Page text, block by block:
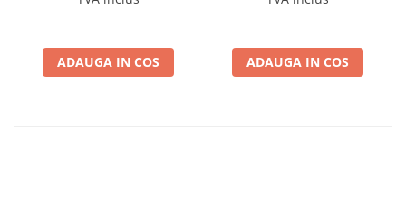
ADAUGA IN COS ADAUGA IN COS